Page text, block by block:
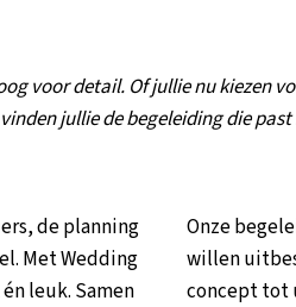
voor detail. Of jullie nu kiezen
jullie de begeleiding die
de planning
Met Wedding
leuk. Samen
Onze
willen
concept tot